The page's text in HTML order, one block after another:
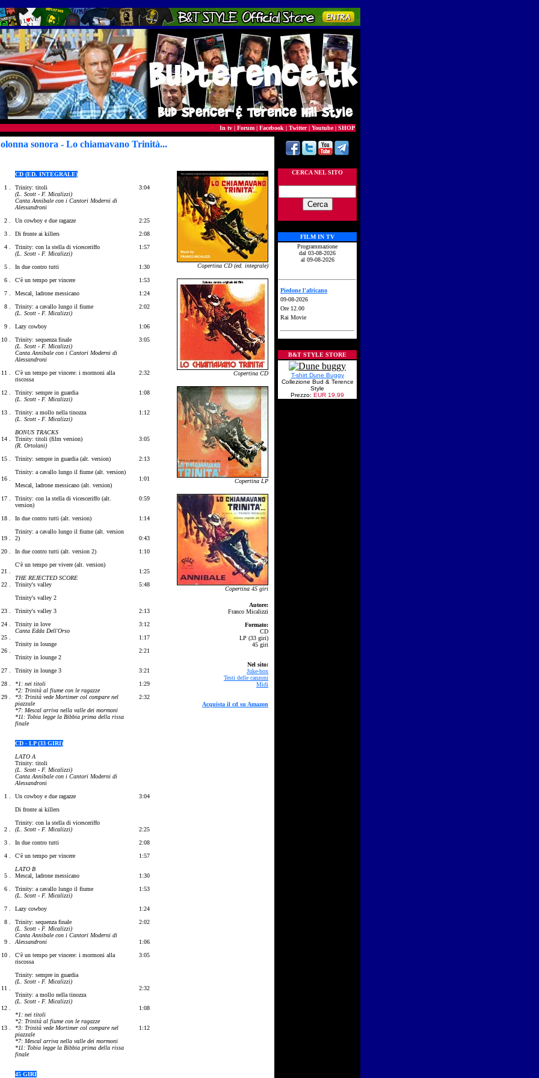
In tv | Forum | Facebook | Twitter| Youtube| SHOP
sonora - Lo chiamavano Trinità...
1 .
2 .
3 .
4 .
5 .
6 .
7 .
8 .
9 .
10 .
11 .
12 .
13 .
14 .
15 .
16 .
17 .
18 .
19 .
20 .
21 .
22 .
23 .
24 .
25 .
26 .
27 .
28 .
29 .
1 .
2 .
3 .
4 .
5 .
6 .
7 .
8 .
9 .
10 .
11 .
12 .
13 .
CD (ED. INTEGRALE)
Trinity: titoli
(L. Scott - F. Micalizzi)
Canta Annibale con i Cantori Moderni di
Alessandroni
Un cowboy e due ragazze
Di fronte ai killers
Trinity: con la stella di vicesceriffo
(L. Scott - F. Micalizzi)
In due contro tutti
C'è un tempo per vincere
Mescal, ladrone messicano
Trinity: a cavallo lungo il fiume
(L. Scott - F. Micalizzi)
Lazy cowboy
Trinity: sequenza finale
(L. Scott - F. Micalizzi)
Canta Annibale con i Cantori Moderni di
Alessandroni
C'è un tempo per vincere: i mormoni alla
riscossa
Trinity: sempre in guardia
(L. Scott - F. Micalizzi)
Trinity: a mollo nella tinozza
(L. Scott - F. Micalizzi)
BONUS TRACKS
Trinity: titoli (film version)
(R. Ortolani)
Trinity: sempre in guardia (alt. version)
Trinity: a cavallo lungo il fiume (alt. version)
Mescal, ladrone messicano (alt. version)
Trinity: con la stella di vicesceriffo (alt.
version)
In due contro tutti (alt. version)
Trinity: a cavallo lungo il fiume (alt. version
2)
In due contro tutti (alt. version 2)
C'è un tempo per vivere (alt. version)
THE REJECTED SCORE
Trinity's valley
Trinity's valley 2
Trinity's valley 3
Trinity in love
Canta Edda Dell'Orso
Trinity in lounge
Trinity in lounge 2
Trinity in lounge 3
*1: nei titoli
*2: Trinità al fiume con le ragazze
*3: Trinità vede Mortimer col compare nel
piazzale
*7: Mescal arriva nella valle dei mormoni
*11: Tobia legge la Bibbia prima della rissa
finale
CD - LP (33 GIRI)
LATO A
Trinity: titoli
(L. Scott - F. Micalizzi)
Canta Annibale con i Cantori Moderni di
Alessandroni
Un cowboy e due ragazze
Di fronte ai killers
Trinity: con la stella di vicesceriffo
(L. Scott - F. Micalizzi)
In due contro tutti
C'è un tempo per vincere
LATO B
Mescal, ladrone messicano
Trinity: a cavallo lungo il fiume
(L. Scott - F. Micalizzi)
Lazy cowboy
Trinity: sequenza finale
(L. Scott - F. Micalizzi)
Canta Annibale con i Cantori Moderni di
Alessandroni
C'è un tempo per vincere: i mormoni alla
riscossa
Trinity: sempre in guardia
(L. Scott - F. Micalizzi)
Trinity: a mollo nella tinozza
(L. Scott - F. Micalizzi)
*1: nei titoli
*2: Trinità al fiume con le ragazze
*3: Trinità vede Mortimer col compare nel
piazzale
*7: Mescal arriva nella valle dei mormoni
*11: Tobia legge la Bibbia prima della rissa
finale
45 GIRI
3:04
2:25
2:08
1:57
1:30
1:53
1:24
2:02
1:06
3:05
2:32
1:08
1:12
3:05
2:13
1:01
0:59
1:14
0:43
1:10
1:25
5:48
2:13
3:12
1:17
2:21
3:21
1:29
2:32
3:04
2:25
2:08
1:57
1:30
1:53
1:24
2:02
1:06
3:05
2:32
1:08
1:12
Copertina CD (ed. integrale)
Copertina CD
Copertina LP
Copertina 45 giri
Autore:
Franco Micalizzi
Formato:
CD
LP (33 giri)
45 giri
Nel sito:
Juke-box
Testi delle canzoni
Midi
Acquista il cd su Amazon
CERCA NEL SITO
FILM IN TV
Programmazione
dal 03-08-2026
al 09-08-2026
Piedone l'africano
09-08-2026
Ore 12.00
Rai Movie
B&T STYLE STORE
T-shirt Dune Buggy
Collezione Bud & Terence
Style
Prezzo: EUR 19,99